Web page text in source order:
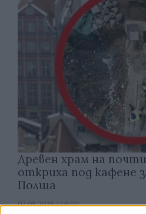
Древен храм на
откриха под кафене
Полша
07.08.2026 / 16:00